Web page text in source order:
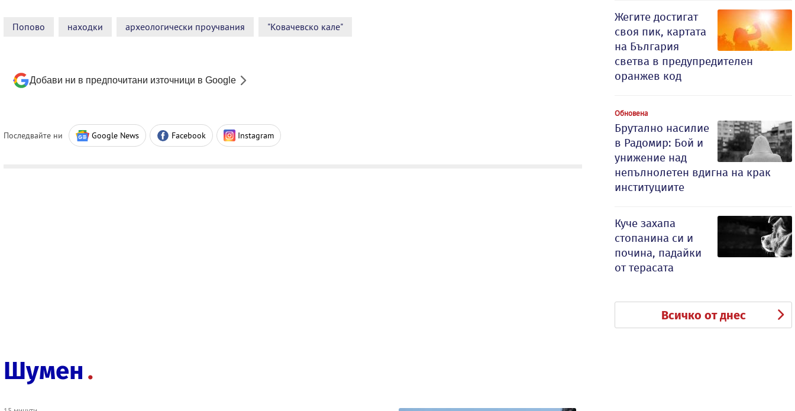
Попово находки археологически проучвания "Ковачевско кале"
Добави ни в предпочитани източници в Google
Последвайте ни Google News Facebook Instagram
Шумен
Жегите достигат
своя пик, картата
на България
светва в предупредителен
оранжев код
Обновена
Брутално насилие
в Радомир: Бой и
унижение над
непълнолетен вдигна на крак
институциите
Куче захапа
стопанина си и
почина, падайки
от терасата
Всичко от днес